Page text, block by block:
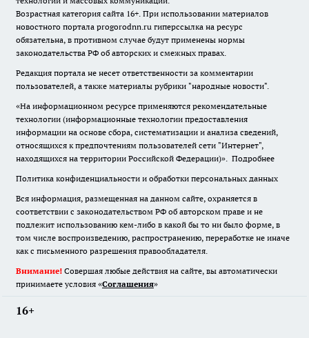
Возрастная категория сайта 16+. При использовании материалов
новостного портала progorodnn.ru гиперссылка на ресурс
обязательна, в противном случае будут применены нормы
законодательства РФ об авторских и смежных правах.
Редакция портала не несет ответственности за комментарии
пользователей, а также материалы рубрики "народные новости".
«На информационном ресурсе применяются рекомендательные
технологии (информационные технологии предоставления
информации на основе сбора, систематизации и анализа сведений,
относящихся к предпочтениям пользователей сети "Интернет",
находящихся на территории Российской Федерации)». Подробнее
Политика конфиденциальности и обработки персональных данных
Вся информация, размещенная на данном сайте, охраняется в
соответствии с законодательством РФ об авторском праве и не
подлежит использованию кем-либо в какой бы то ни было форме, в
том числе воспроизведению, распространению, переработке не иначе
как с письменного разрешения правообладателя.
Внимание! Совершая любые действия на сайте, вы автоматически
принимаете условия «Cоглашения»
16+